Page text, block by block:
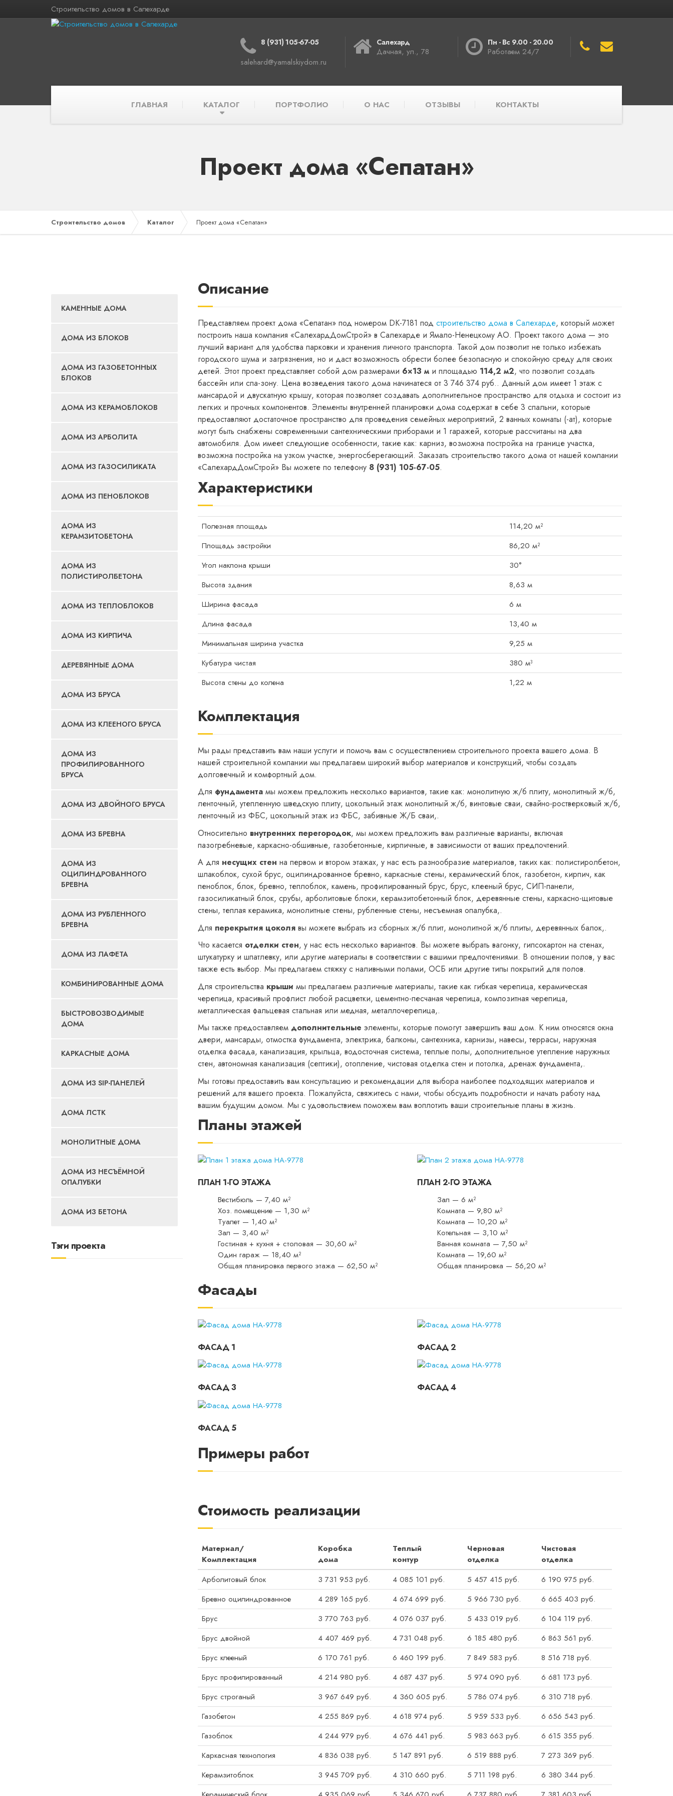
Строительство домов в Салехарде
8 (931) 105-67-05
salehard@yamalskiydom.ru
Салехард
Дачная, ул., 78
Пн - Вс 9.00 - 20.00
Работаем 24/7
ГЛАВНАЯ КАТАЛОГ ПОРТФОЛИО О НАС ОТЗЫВЫ КОНТАКТЫ
Проект дома «Сепатан»
Строительство домов Каталог Проект дома «Сепатан»
Описание
Представляем проект дома «Сепатан» под номером DK-7181 под строительство дома в Салехарде, который может
построить наша компания «СалехардДомСтрой» в Салехарде и Ямало-Ненецкому АО. Проект такого дома — это
лучший вариант для удобства парковки и хранения личного транспорта. Такой дом позволит не только избежать
городского шума и загрязнения, но и даст возможность обрести более безопасную и спокойную среду для своих
детей. Этот проект представляет собой дом размерами 6×13 ми площадью 114,2 м2, что позволит создать
бассейн или спа-зону. Цена возведения такого дома начинатеся от 3 746 374 руб.. Данный дом имеет 1 этаж с
мансардой и двускатную крышу, которая позволяет создавать дополнительное пространство для отдыха и состоит из
легких и прочных компонентов. Элементы внутренней планировки дома содержат в себе 3 спальни, которые
предоставляют достаточное пространство для проведения семейных мероприятий, 2 ванных комнаты (-ат), которые
могут быть снабжены современными сантехническими приборами и 1 гаражей, которые рассчитаны на два
автомобиля. Дом имеет следующие особенности, такие как: карниз, возможна постройка на границе участка,
возможна постройка на узком участке, энергосберегающий. Заказать строительство такого дома от нашей компании
«СалехардДомСтрой» Вы можете по телефону 8 (931) 105-67-05.
Характеристики
Полезная площадь
114,20 м²
Площадь застройки
86,20 м²
Угол наклона крыши
30°
Высота здания
8,63 м
Ширина фасада
6 м
Длина фасада
13,40 м
Минимальная ширина участка
9,25 м
Кубатура чистая
380 м³
Высота стены до колена
1,22 м
Комплектация
Мы рады представить вам наши услуги и помочь вам с осуществлением строительного проекта вашего дома. В
нашей строительной компании мы предлагаем широкий выбор материалов и конструкций, чтобы создать
долговечный и комфортный дом.
Для фундаментамы можем предложить несколько вариантов, такие как: монолитную ж/б плиту, монолитный ж/б,
ленточный, утепленную шведскую плиту, цокольный этаж монолитный ж/б, винтовые сваи, свайно-ростверковый ж/б,
ленточный из ФБС, цокольный этаж из ФБС, забивные Ж/Б сваи,.
Относительно внутренних перегородок, мы можем предложить вам различные варианты, включая
пазогребневые, каркасно-обшивные, газобетонные, кирпичные, в зависимости от ваших предпочтений.
А для несущих стен на первом и втором этажах, у нас есть разнообразие материалов, таких как: полистиролбетон,
шлакоблок, сухой брус, оцилиндрованное бревно, каркасные стены, керамический блок, газобетон, кирпич, как
пеноблок, блок, бревно, теплоблок, камень, профилированный брус, брус, клееный брус, СИП-панели,
газосиликатный блок, срубы, арболитовые блоки, керамзитобетонный блок, деревянные стены, каркасно-щитовые
стены, теплая керамика, монолитные стены, рубленные стены, несъемная опалубка,.
Для перекрытия цоколявы можете выбрать из сборных ж/б плит, монолитной ж/б плиты, деревянных балок,.
Что касается отделки стен, у нас есть несколько вариантов. Вы можете выбрать вагонку, гипсокартон на стенах,
штукатурку и шпатлевку, или другие материалы в соответствии с вашими предпочтениями. В отношении полов, у вас
также есть выбор. Мы предлагаем стяжку с наливными полами, ОСБ или другие типы покрытий для полов.
Для строительства крыши мы предлагаем различные материалы, такие как гибкая черепица, керамическая
черепица, красивый профлист любой расцветки, цементно-песчаная черепица, композитная черепица,
металлическая фальцевая стальная или медная, металлочерепица,.
Мы также предоставляем дополнительные элементы, которые помогут завершить ваш дом. К ним относятся окна
двери, мансарды, отмостка фундамента, электрика, балконы, сантехника, карнизы, навесы, террасы, наружная
отделка фасада, канализация, крыльца, водосточная система, теплые полы, дополнительное утепление наружных
стен, автономная канализация (септики), отопление, чистовая отделка стен и потолка, дренаж фундамента,.
Мы готовы предоставить вам консультацию и рекомендации для выбора наиболее подходящих материалов и
решений для вашего проекта. Пожалуйста, свяжитесь с нами, чтобы обсудить подробности и начать работу над
вашим будущим домом. Мы с удовольствием поможем вам воплотить ваши строительные планы в жизнь.
Планы этажей
ПЛАН 1-ГО ЭТАЖА
Вестибюль — 7,40 м²
Хоз. помещение — 1,30 м²
Туалет — 1,40 м²
Зал — 3,40 м²
Гостиная + кухня + столовая — 30,60 м²
Один гараж — 18,40 м²
Общая планировка первого этажа — 62,50 м²
ПЛАН 2-ГО ЭТАЖА
Зал — 6 м²
Комната — 9,80 м²
Комната — 10,20 м²
Котельная — 3,10 м²
Ванная комната — 7,50 м²
Комната — 19,60 м²
Общая планировка — 56,20 м²
Фасады
ФАСАД 1 ФАСАД 2
ФАСАД 3 ФАСАД 4
ФАСАД 5
Примеры работ
Стоимость реализации
Материал/
Комплектация
Коробка
дома
Теплый
контур
Черновая
отделка
Чистовая
отделка
Арболитовый блок
3 731 953 руб. 4 085 101 руб. 5 457 415 руб.
6 190 975 руб.
Бревно оцилиндрованное
4 289 165 руб. 4 674 699 руб. 5 966 730 руб.
6 665 403 руб.
Брус
3 770 763 руб. 4 076 037 руб. 5 433 019 руб.
6 104 119 руб.
Брус двойной
4 407 469 руб. 4 731 048 руб. 6 185 480 руб.
6 863 561 руб.
Брус клееный
6 170 761 руб. 6 460 199 руб. 7 849 583 руб.
8 516 718 руб.
Брус профилированный
4 214 980 руб. 4 687 437 руб. 5 974 090 руб.
6 681 173 руб.
Брус строганый
3 967 649 руб. 4 360 605 руб. 5 786 074 руб.
6 310 718 руб.
Газобетон
4 255 869 руб. 4 618 974 руб. 5 959 533 руб.
6 656 543 руб.
Газоблок
4 244 979 руб. 4 676 441 руб. 5 983 663 руб.
6 615 355 руб.
Каркасная технология
4 836 038 руб. 5 147 891 руб. 6 519 888 руб.
7 273 369 руб.
Керамзитоблок
3 945 709 руб. 4 310 660 руб. 5 711 198 руб.
6 380 344 руб.
КАМЕННЫЕ ДОМА
ДОМА ИЗ БЛОКОВ
ДОМА ИЗ ГАЗОБЕТОННЫХ
БЛОКОВ
ДОМА ИЗ КЕРАМОБЛОКОВ
ДОМА ИЗ АРБОЛИТА
ДОМА ИЗ ГАЗОСИЛИКАТА
ДОМА ИЗ ПЕНОБЛОКОВ
ДОМА ИЗ
КЕРАМЗИТОБЕТОНА
ДОМА ИЗ
ПОЛИСТИРОЛБЕТОНА
ДОМА ИЗ ТЕПЛОБЛОКОВ
ДОМА ИЗ КИРПИЧА
ДЕРЕВЯННЫЕ ДОМА
ДОМА ИЗ БРУСА
ДОМА ИЗ КЛЕЕНОГО БРУСА
ДОМА ИЗ
ПРОФИЛИРОВАННОГО
БРУСА
ДОМА ИЗ ДВОЙНОГО БРУСА
ДОМА ИЗ БРЕВНА
ДОМА ИЗ
ОЦИЛИНДРОВАННОГО
БРЕВНА
ДОМА ИЗ РУБЛЕННОГО
БРЕВНА
ДОМА ИЗ ЛАФЕТА
КОМБИНИРОВАННЫЕ ДОМА
БЫСТРОВОЗВОДИМЫЕ
ДОМА
КАРКАСНЫЕ ДОМА
ДОМА ИЗ SIP-ПАНЕЛЕЙ
ДОМА ЛСТК
МОНОЛИТНЫЕ ДОМА
ДОМА ИЗ НЕСЪЁМНОЙ
ОПАЛУБКИ
ДОМА ИЗ БЕТОНА
Тэги проекта